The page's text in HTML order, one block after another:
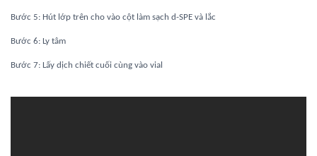
Bước 5: Hút lớp trên cho vào cột làm sạch d-SPE và lắc
Bước 6: Ly tâm
Bước 7: Lấy dịch chiết cuối cùng vào vial